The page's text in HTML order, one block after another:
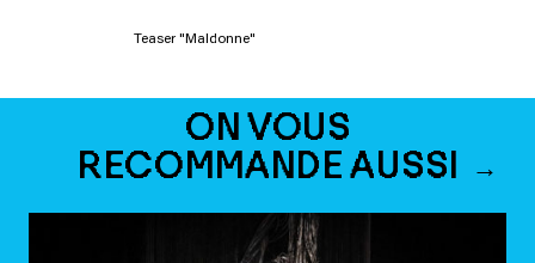
Teaser "Maldonne"
ON VOUS
RECOMMANDE AUSSI